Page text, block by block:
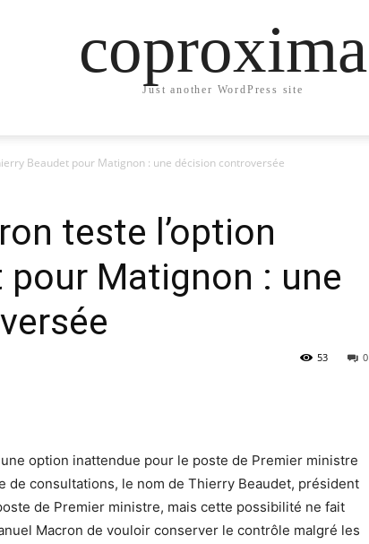
coproxima
Just another WordPress site
Beaudet pour Matignon : une décision controversée
teste l’option
pour Matignon : une
0
53
option inattendue pour le poste de Premier ministre
de consultations, le nom de Thierry Beaudet, président
de Premier ministre, mais cette possibilité ne fait
Macron de vouloir conserver le contrôle malgré les